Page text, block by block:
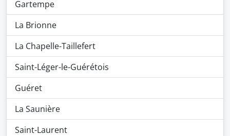
Gartempe
La Brionne
La Chapelle-Taillefert
Saint-Léger-le-Guérétois
Guéret
La Saunière
Saint-Laurent